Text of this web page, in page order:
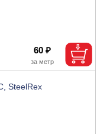
60 ₽
SteelRex